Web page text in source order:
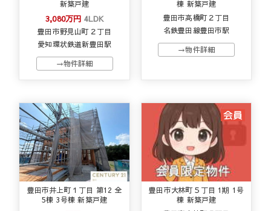
新築戸建
3,080万円 4LDK
豊田市野見山町２丁目
愛知環状鉄道新豊田駅
→物件詳細
棟 新築戸建
豊田市高橋町２丁目
名鉄豊田線豊田市駅
→物件詳細
豊田市井上町１丁目 第12 全
5棟 3号棟 新築戸建
豊田市大林町５丁目 1期 1号
棟 新築戸建